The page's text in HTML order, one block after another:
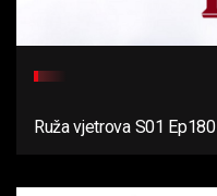
Ruža vjetrova S01 Ep180